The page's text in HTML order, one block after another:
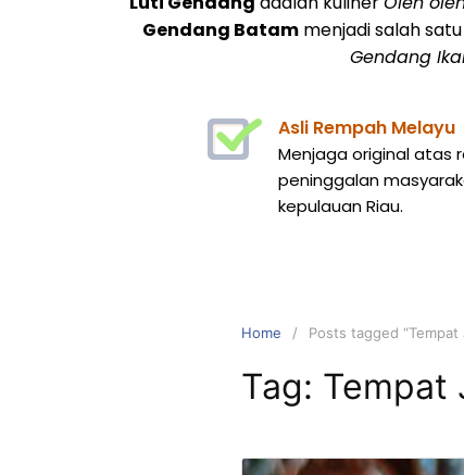
Gendang Batammenjadi salah
Gendang
Asli Rempah Melayu
Menjaga original atas
peninggalan
kepulauan Riau.
Home Posts tagged
Tag: Tempat